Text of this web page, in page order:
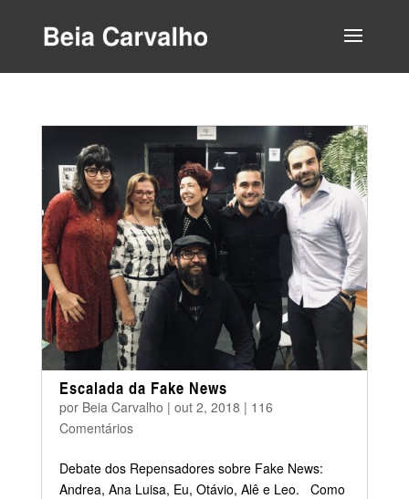
Escalada da Fake News
por Beia Carvalho | out 2, 2018 | 116
Comentários
Debate dos Repensadores sobre Fake News:
Andrea, Ana Luisa, Eu, Otávio, Alê e Leo. Como